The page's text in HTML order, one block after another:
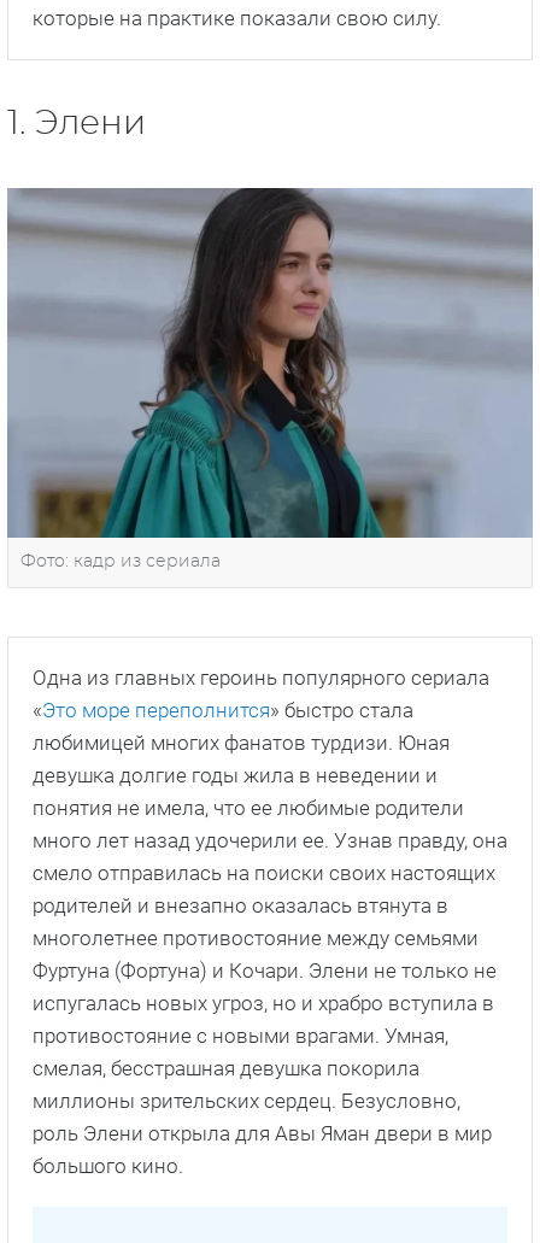
которые на практике показали свою силу.
1. Элени
Фото: кадр из сериала
Одна из главных героинь популярного сериала
«Это море переполнится» быстро стала
любимицей многих фанатов турдизи. Юная
девушка долгие годы жила в неведении и
понятия не имела, что ее любимые родители
много лет назад удочерили ее. Узнав правду, она
смело отправилась на поиски своих настоящих
родителей и внезапно оказалась втянута в
многолетнее противостояние между семьями
Фуртуна (Фортуна) и Кочари. Элени не только не
испугалась новых угроз, но и храбро вступила в
противостояние с новыми врагами. Умная,
смелая, бесстрашная девушка покорила
миллионы зрительских сердец. Безусловно,
роль Элени открыла для Авы Яман двери в мир
большого кино.